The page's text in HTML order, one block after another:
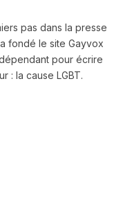
pas dans la presse
fondé le site Gayvox
pour écrire
: la cause LGBT.